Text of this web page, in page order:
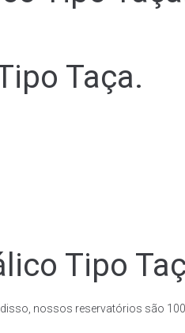
Taça.
Tipo
nossos reservatórios são